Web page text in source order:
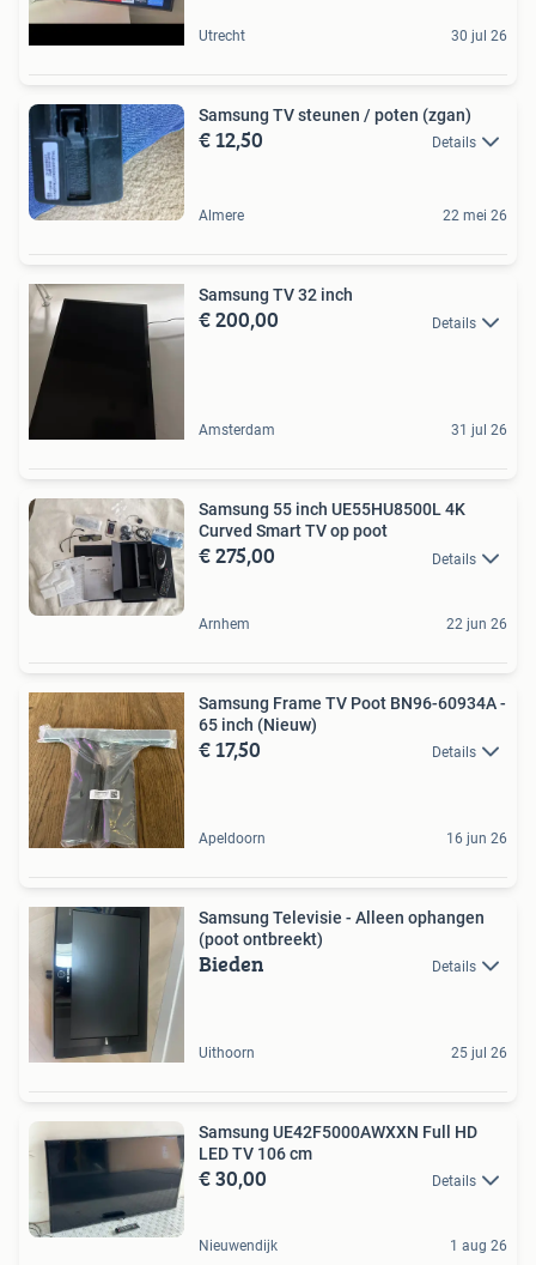
Utrecht 30 jul 26
Samsung TV steunen / poten (zgan)
€ 12,50 Details
Almere 22 mei 26
Samsung TV 32 inch
€ 200,00 Details
Amsterdam 31 jul 26
Samsung 55 inch UE55HU8500L 4K
Curved Smart TV op poot
€ 275,00 Details
Arnhem 22 jun 26
Samsung Frame TV Poot BN96-60934A -
65 inch (Nieuw)
€ 17,50 Details
Apeldoorn 16 jun 26
Samsung Televisie - Alleen ophangen
(poot ontbreekt)
Bieden Details
Uithoorn 25 jul 26
Samsung UE42F5000AWXXN Full HD
LED TV 106 cm
€ 30,00 Details
Nieuwendijk 1 aug 26